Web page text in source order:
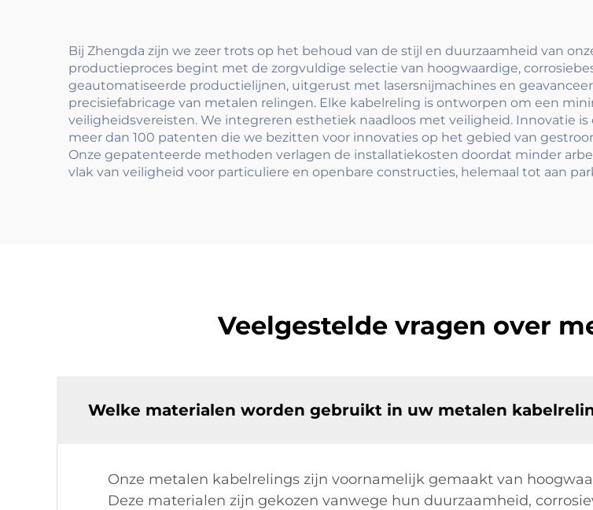
verplaatsen
Bij Zhengda zijn we zeer trots op het behoud van de stijl en duurzaamheid van
productieproces begint met de zorgvuldige selectie van hoogwaardige,
geautomatiseerde productielijnen, uitgerust met lasersnijmachines en
precisiefabricage van metalen relingen. Elke kabelreling is ontworpen om een
veiligheidsvereisten. We integreren esthetiek naadloos met veiligheid. Innovatie
meer dan 100 patenten die we bezitten voor innovaties op het gebied van
Onze gepatenteerde methoden verlagen de installatiekosten doordat minder
vlak van veiligheid voor particuliere en openbare constructies, helemaal tot aan
Veelgestelde vragen over
Welke materialen worden gebruikt in uw metalen
Onze metalen kabelrelings zijn voornamelijk gemaakt van
Deze materialen zijn gekozen vanwege hun duurzaamheid,